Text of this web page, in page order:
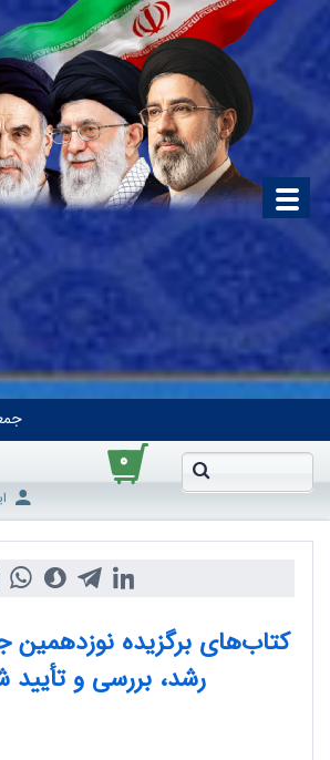
۰
کتاب‌های برگزیده‌ نوزدهمین
رشد، بررسی و تأیید